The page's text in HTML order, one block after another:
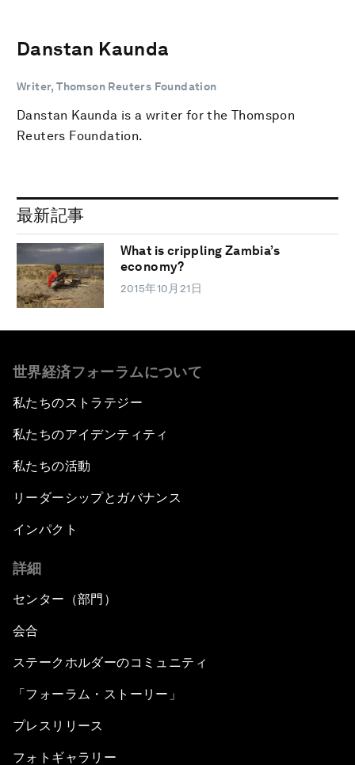
Danstan Kaunda
Writer, Thomson Reuters Foundation
Danstan Kaunda is a writer for the Thomspon
Reuters Foundation.
最新記事
What is crippling Zambia’s
economy?
2015年10月21日
世界経済フォーラムについて
私たちのストラテジー
私たちのアイデンティティ
私たちの活動
リーダーシップとガバナンス
インパクト
詳細
センター（部門）
会合
ステークホルダーのコミュニティ
「フォーラム・ストーリー」
プレスリリース
フォトギャラリー